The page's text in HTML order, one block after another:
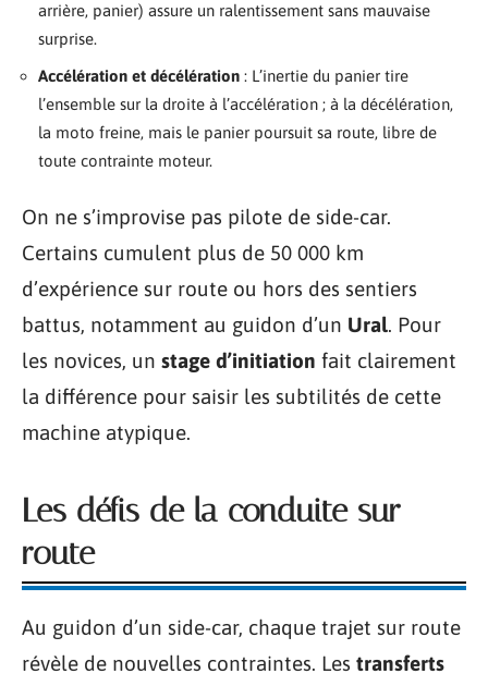
arrière, panier) assure un ralentissement sans mauvaise
surprise.
Accélération et décélération : L’inertie du panier tire
l’ensemble sur la droite à l’accélération ; à la décélération,
la moto freine, mais le panier poursuit sa route, libre de
toute contrainte moteur.
On ne s’improvise pas pilote de side-car.
Certains cumulent plus de 50 000 km
d’expérience sur route ou hors des sentiers
battus, notamment au guidon d’un Ural. Pour
les novices, un stage d’initiation fait clairement
la différence pour saisir les subtilités de cette
machine atypique.
Les défis de la conduite sur
route
Au guidon d’un side-car, chaque trajet sur route
révèle de nouvelles contraintes. Les transferts